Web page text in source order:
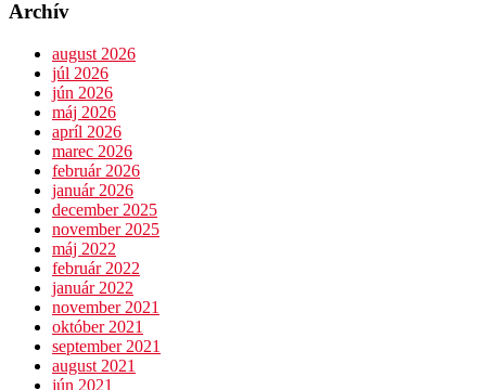
Archív
august 2026
júl 2026
jún 2026
máj 2026
apríl 2026
marec 2026
február 2026
január 2026
december 2025
november 2025
máj 2022
február 2022
január 2022
november 2021
október 2021
september 2021
august 2021
jún 2021